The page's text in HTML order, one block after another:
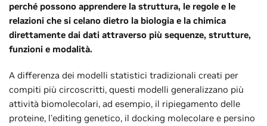
perché possono apprendere la struttura, le regole e le
relazioni che si celano dietro la biologia e la chimica
direttamente dai dati attraverso più sequenze, strutture,
funzioni e modalità.
A differenza dei modelli statistici tradizionali creati per
compiti più circoscritti, questi modelli generalizzano più
attività biomolecolari, ad esempio, il ripiegamento delle
proteine, l'editing genetico, il docking molecolare e persino